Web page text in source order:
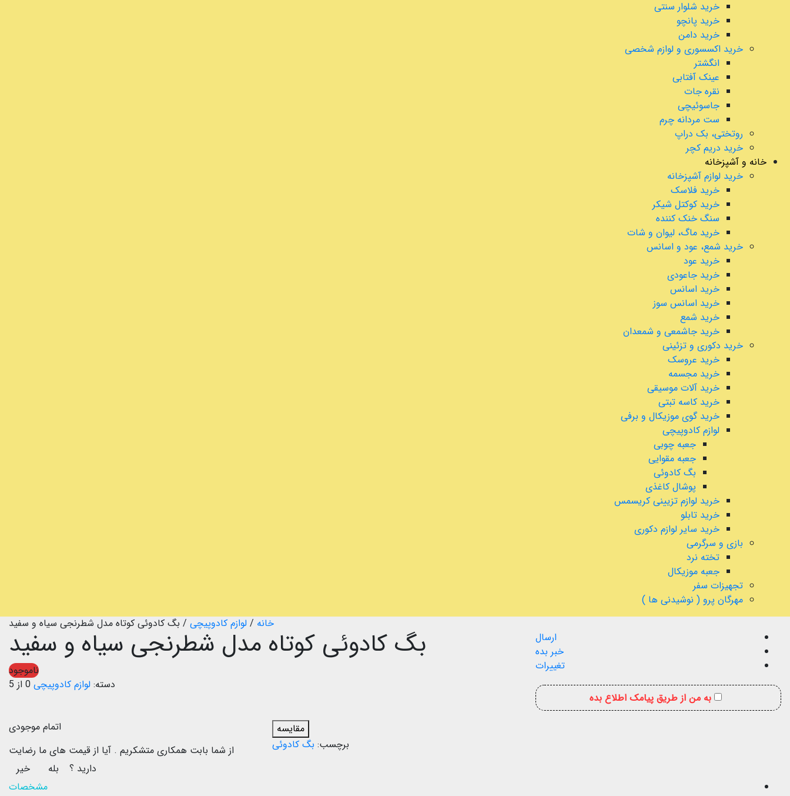
خرید شلوار سنتی
خرید پانچو
خرید دامن
خرید اکسسوری و لوازم شخصی
انگشتر
عینک آفتابی
نقره جات
جاسوئیچی
ست مردانه چرم
روتختی، بک دراپ
خرید دریم کچر
خانه و آشپزخانه
خرید لوازم آشپزخانه
خرید فلاسک
خرید کوکتل شیکر
سنگ خنک کننده
خرید ماگ، لیوان و شات
خرید شمع، عود و اسانس
خرید عود
خرید جاعودی
خرید اسانس
خرید اسانس سوز
خرید شمع
خرید جاشمعی و شمعدان
خرید دکوری و تزئینی
خرید عروسک
خرید مجسمه
خرید آلات موسیقی
خرید کاسه تبتی
خرید گوی موزیکال و برفی
لوازم کادوپیچی
جعبه چوبی
جعبه مقوایی
بگ کادوئی
پوشال کاغذی
خرید لوازم تزیینی کریسمس
خرید تابلو
خرید سایر لوازم دکوری
بازی و سرگرمی
تخته نرد
جعبه موزیکال
تجهیزات سفر
مهرگان پرو ( نوشیدنی ها )
خانه / لوازم کادوپیچی / بگ کادوئی کوتاه مدل شطرنجی سیاه و سفید
ارسال
خبر بده
تغییرات
به من از طریق پیامک اطلاع بده
بگ کادوئی کوتاه مدل شطرنجی سیاه و سفید
ناموجود
دسته: لوازم کادوپیچی 0 از 5
مقایسه
برچسب: بگ کادوئی
اتمام موجودی
از شما بابت همکاری متشکریم . آیا از قیمت های ما رضایت
دارید ؟
بله
خیر
مشخصات